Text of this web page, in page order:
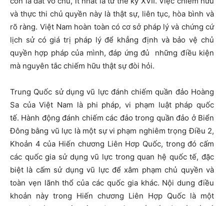
và thực thi chủ quyền này là thật sự, liên tục, hòa bình và
rõ ràng. Việt Nam hoàn toàn có cơ sở pháp lý và chứng cứ
lịch sử có giá trị pháp lý để khẳng định và bảo vệ chủ
quyền hợp pháp của mình, đáp ứng đủ những điều kiện
mà nguyên tắc chiếm hữu thật sự đòi hỏi.
Trung Quốc sử dụng vũ lực đánh chiếm quần đảo Hoàng
Sa của Việt Nam là phi pháp, vi phạm luật pháp quốc
tế. Hành động đánh chiếm các đảo trong quần đảo ở Biển
Đông bằng vũ lực là một sự vi phạm nghiêm trọng Điều 2,
Khoản 4 của Hiến chương Liên Hơp Quốc, trong đó cấm
các quốc gia sử dụng vũ lực trong quan hệ quốc tế, đặc
biệt là cấm sử dụng vũ lực để xâm phạm chủ quyền và
toàn vẹn lãnh thổ của các quốc gia khác. Nội dung điều
khoản này trong Hiến chương Liên Hợp Quốc là một